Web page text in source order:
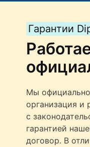
Гарантии
Мы официально
организация и
с
гарантией
договор. В